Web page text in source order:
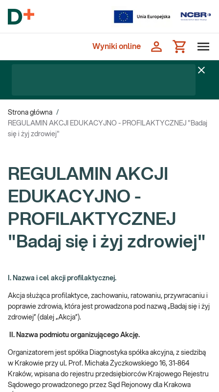
Wyniki online
Strona główna /
REGULAMIN AKCJI EDUKACYJNO - PROFILAKTYCZNEJ "Badaj
się i żyj zdrowiej"
REGULAMIN AKCJI
EDUKACYJNO -
PROFILAKTYCZNEJ
"Badaj się i żyj zdrowiej"
I. Nazwa i cel akcji profilaktycznej.
Akcja służąca profilaktyce, zachowaniu, ratowaniu, przywracaniu i
poprawie zdrowia, która jest prowadzona pod nazwą „Badaj się i żyj
zdrowiej” (dalej „Akcja”).
II. Nazwa podmiotu organizującego Akcję.
Organizatorem jest spółka Diagnostyka spółka akcyjna, z siedzibą
w Krakowie przy ul. Prof. Michała Życzkowskiego 16, 31-864
Kraków, wpisana do rejestru przedsiębiorców Krajowego Rejestru
Sądowego prowadzonego przez Sąd Rejonowy dla Krakowa